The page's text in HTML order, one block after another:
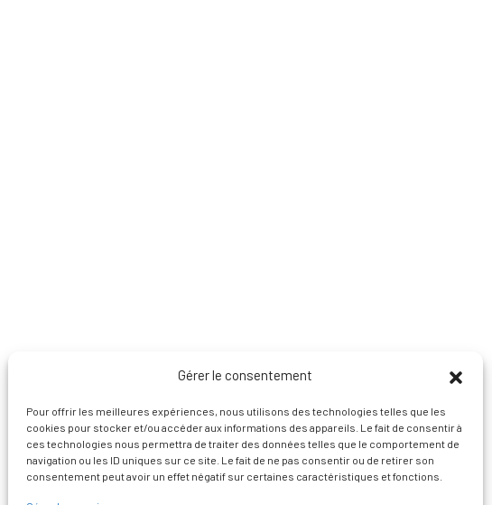
Gérer le consentement
Pour offrir les meilleures expériences, nous utilisons des technologies telles que les
cookies pour stocker et/ou accéder aux informations des appareils. Le fait de consentir à
ces technologies nous permettra de traiter des données telles que le comportement de
navigation ou les ID uniques sur ce site. Le fait de ne pas consentir ou de retirer son
consentement peut avoir un effet négatif sur certaines caractéristiques et fonctions.